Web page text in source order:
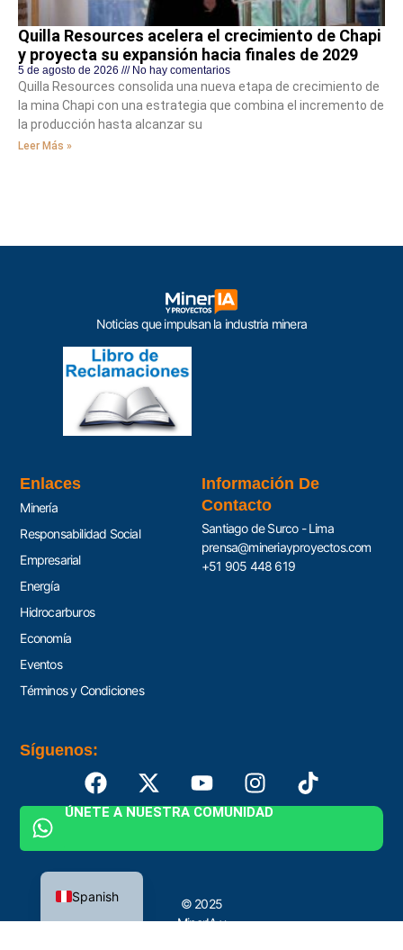
Quilla Resources acelera el crecimiento de Chapi
y proyecta su expansión hacia finales de 2029
5 de agosto de 2026 No hay comentarios
Quilla Resources consolida una nueva etapa de crecimiento de
la mina Chapi con una estrategia que combina el incremento de
la producción hasta alcanzar su
Leer Más »
Noticias que impulsan la industria minera
Enlaces
Minería
Responsabilidad Social
Empresarial
Energía
Hidrocarburos
Economía
Eventos
Términos y Condiciones
Información De
Contacto
Santiago de Surco - Lima
prensa@mineriayproyectos.com
+51 905 448 619
Síguenos:
ÚNETE A NUESTRA COMUNIDAD
© 2025
MinerIA y
Spanish